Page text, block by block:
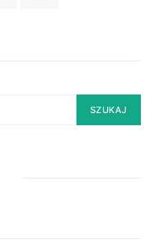
SZUKAJ